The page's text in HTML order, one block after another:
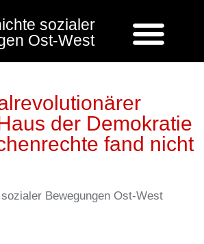
sozialer
Ost-West
der Demokratie
fand nicht
Bewegungen Ost-West